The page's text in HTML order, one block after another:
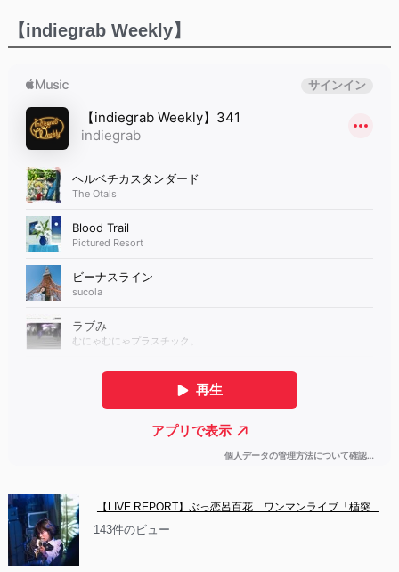
【indiegrab Weekly】
【LIVE REPORT】ぶっ恋呂百花　ワンマンライブ「楯突...
143件のビュー